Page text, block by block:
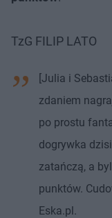
TzG FILIP LATO
[Julia i
zdaniem
po prostu
dogrywka
zatańczą, a
punktów.
Eska.pl.